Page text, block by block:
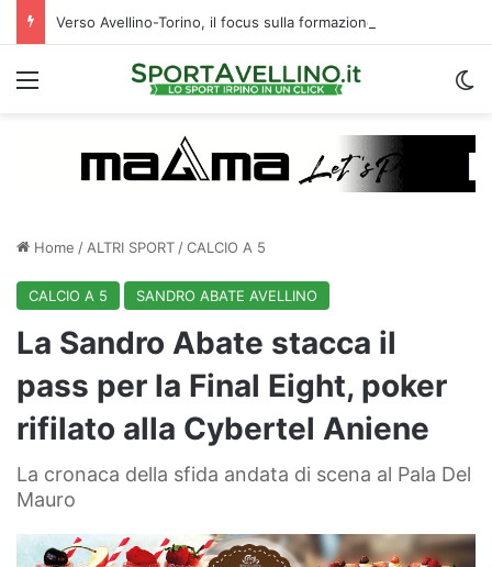
Verso Avellino-Torino, il focus sulla formazione granata
Menu
Home / ALTRI SPORT /CALCIO A 5
CALCIO A 5 SANDRO ABATE AVELLINO
La Sandro Abate stacca il
pass per la Final Eight, poker
rifilato alla Cybertel Aniene
La cronaca della sfida andata di scena al Pala Del
Mauro